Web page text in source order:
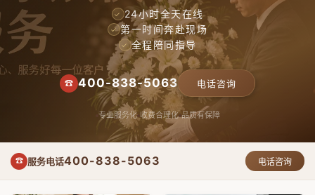
✓ 24小时全天在线
✓ 第一时间奔赴现场
✓ 全程陪同指导
☎ 400-838-5063 电话咨询
专业服务化 收费合理化 品质有保障
☎ 服务电话400-838-5063 电话咨询